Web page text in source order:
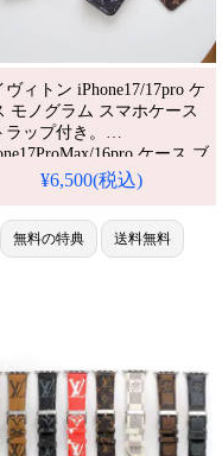
ヴィトン iPhone17/17pro ケ
モノグラム スマホケース
ラップ付き。
16pro ケース ブ
ド 携帯ケース ビジネス。
ランド。人気・芸能人愛
かわいい。耐衝撃・防水・
能。格安＆おしゃれ。
¥6,500(税込)
無料の特典 送料無料